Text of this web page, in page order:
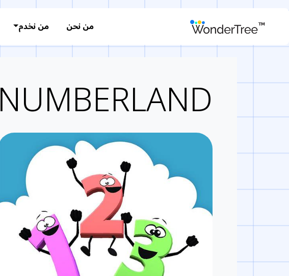
من نحن من نخدم
NUMBERLAND